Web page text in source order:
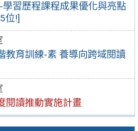
習歷程課程成果優化與亮點
位!]
教育訓練-素 養導向跨域閱讀
閱讀推動實施計畫